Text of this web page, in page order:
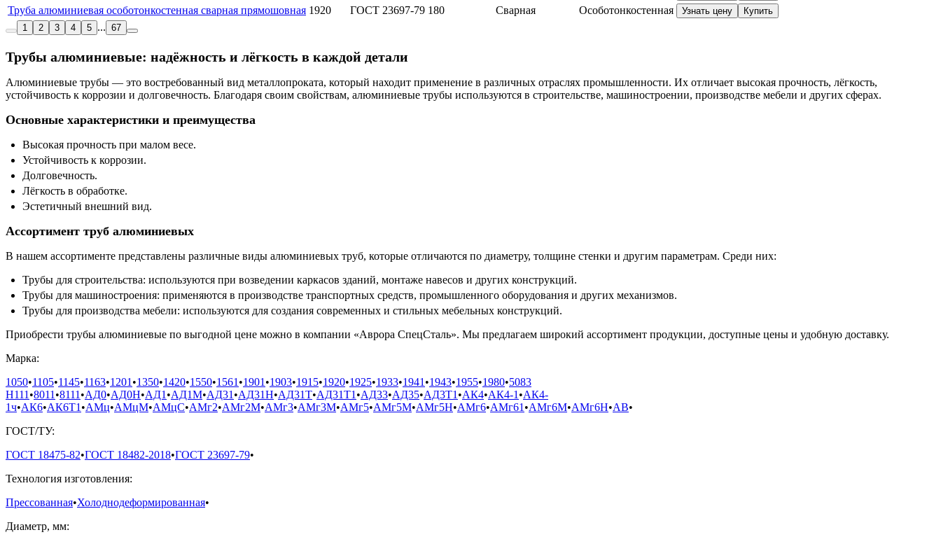
Труба алюминиевая особотонкостенная сварная прямошовная 1920 ГОСТ 23697-79 180 Сварная Особотонкостенная Узнать цену
Купить
1
2 3 4 5 ... 67
Трубы алюминиевые: надёжность и лёгкость в каждой детали
Алюминиевые трубы — это востребованный вид металлопроката, который находит применение в различных отраслях промышленности. Их отличает высокая прочность, лёгкость,
устойчивость к коррозии и долговечность. Благодаря своим свойствам, алюминиевые трубы используются в строительстве, машиностроении, производстве мебели и других сферах.
Основные характеристики и преимущества
Высокая прочность при малом весе.
Устойчивость к коррозии.
Долговечность.
Лёгкость в обработке.
Эстетичный внешний вид.
Ассортимент труб алюминиевых
В нашем ассортименте представлены различные виды алюминиевых труб, которые отличаются по диаметру, толщине стенки и другим параметрам. Среди них:
Трубы для строительства: используются при возведении каркасов зданий, монтаже навесов и других конструкций.
Трубы для машиностроения: применяются в производстве транспортных средств, промышленного оборудования и других механизмов.
Трубы для производства мебели: используются для создания современных и стильных мебельных конструкций.
Приобрести трубы алюминиевые по выгодной цене можно в компании «Аврора СпецСталь». Мы предлагаем широкий ассортимент продукции, доступные цены и удобную доставку.
Марка:
1050•1105•1145•1163•1201•1350•1420•1550•1561•1901•1903•1915•1920•1925•1933•1941•1943•1955•1980•5083
H111•8011•8111•АД0•АД0Н•АД1•АД1М•АД31•АД31Н•АД31Т•АД31Т1•АД33•АД35•АД3Т1•АК4•АК4-1•АК4-
1ч•АК6•АК6Т1•АМц•АМцМ•АМцС•АМг2•АМг2М•АМг3•АМг3М•АМг5•АМг5М•АМг5Н•АМг6•АМг61•АМг6М•АМг6Н•АВ•
ГОСТ/ТУ:
ГОСТ 18475-82•ГОСТ 18482-2018•ГОСТ 23697-79•
Технология изготовления:
Прессованная•Холоднодеформированная•
Диаметр, мм: